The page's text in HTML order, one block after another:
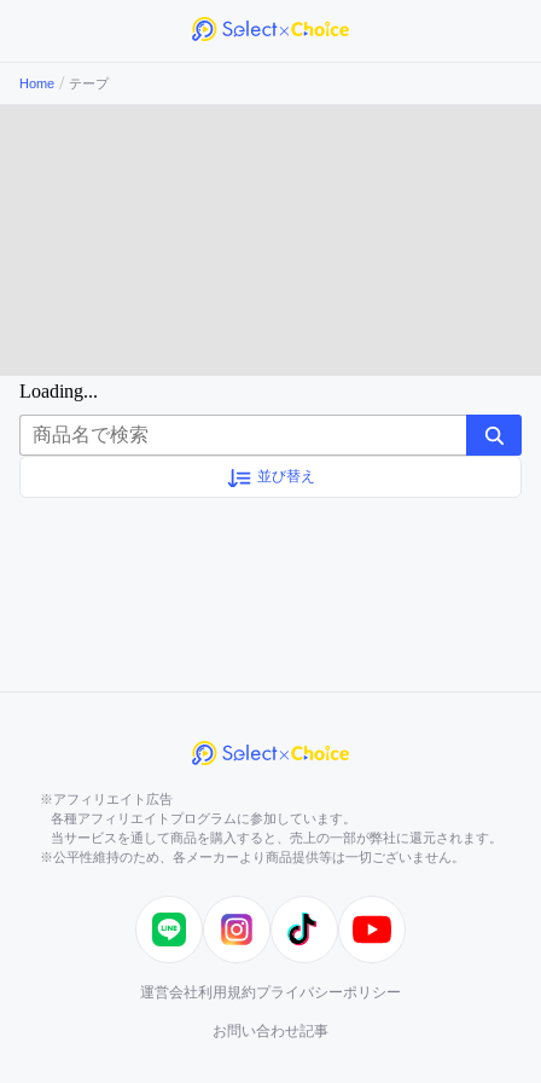
Home / テープ
Loading...
並び替え
※アフィリエイト広告
各種アフィリエイトプログラムに参加しています。
当サービスを通して商品を購入すると、売上の一部が弊社に還元されます。
※公平性維持のため、各メーカーより商品提供等は一切ございません。
LINE InstagramTikTok YouTube
運営会社利用規約プライバシーポリシー
お問い合わせ記事